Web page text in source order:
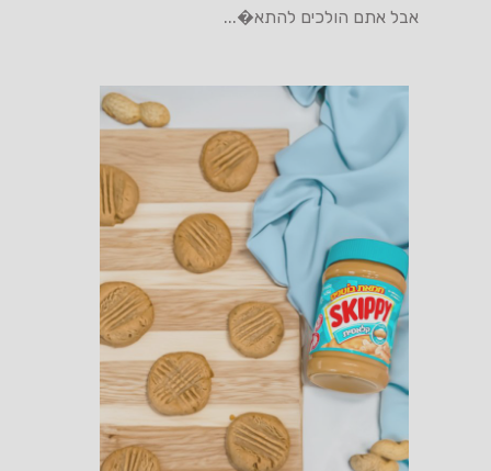
אבל אתם הולכים להתא�...